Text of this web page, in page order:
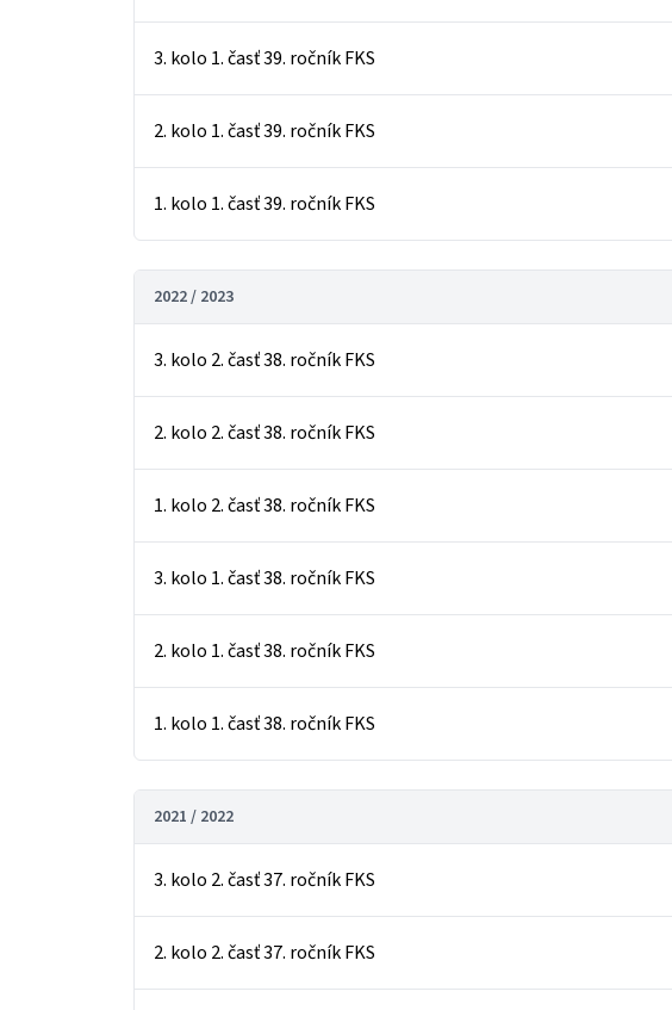
3. kolo 1. časť 39. ročník FKS
2. kolo 1. časť 39. ročník FKS
1. kolo 1. časť 39. ročník FKS
2022 / 2023
3. kolo 2. časť 38. ročník FKS
2. kolo 2. časť 38. ročník FKS
1. kolo 2. časť 38. ročník FKS
3. kolo 1. časť 38. ročník FKS
2. kolo 1. časť 38. ročník FKS
1. kolo 1. časť 38. ročník FKS
2021 / 2022
3. kolo 2. časť 37. ročník FKS
2. kolo 2. časť 37. ročník FKS